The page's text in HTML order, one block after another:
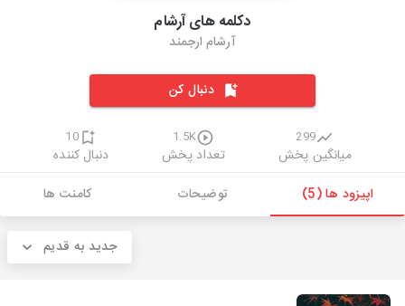
دکلمه های آرشام
آرشام ارجمند
دنبال کن
299
میانگین پخش
1.5K
تعداد پخش
10
دنبال کننده
اپیزود ها (5)
توضیحات کامنت ها
جدید به قدیم